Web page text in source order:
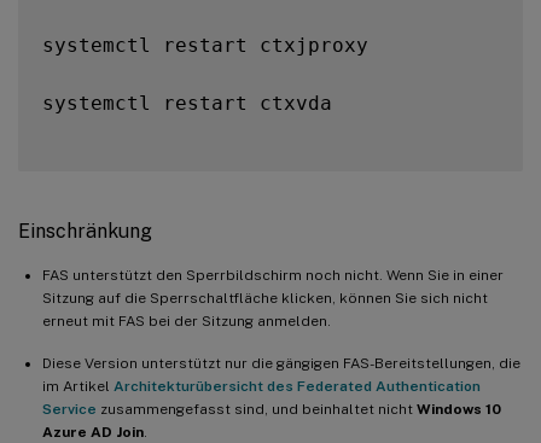
systemctl restart ctxjproxy
systemctl restart ctxvda
Einschränkung
FAS unterstützt den Sperrbildschirm noch nicht. Wenn Sie in einer
Sitzung auf die Sperrschaltfläche klicken, können Sie sich nicht
erneut mit FAS bei der Sitzung anmelden.
Diese Version unterstützt nur die gängigen FAS-Bereitstellungen, die
im Artikel Architekturübersicht des Federated Authentication
Service zusammengefasst sind, und beinhaltet nicht Windows 10
Azure AD Join